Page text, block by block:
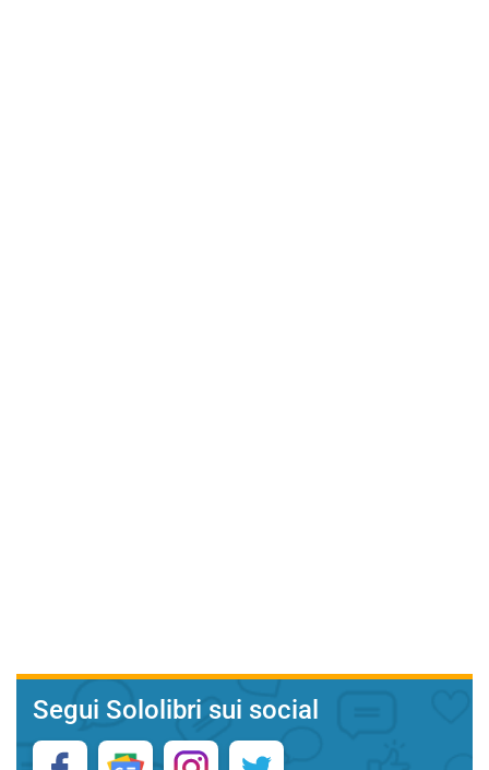
Segui Sololibri sui social